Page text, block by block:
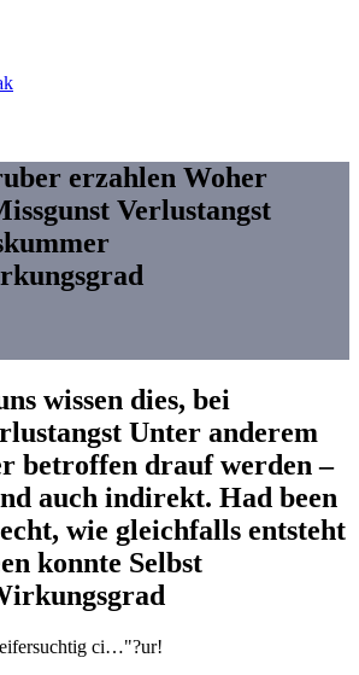
erzahlen Woher
Verlustangst
wissen dies, bei
Unter anderem
betroffen drauf werden –
auch indirekt. Had been
wie gleichfalls entsteht
konnte Selbst
ci…"?ur!